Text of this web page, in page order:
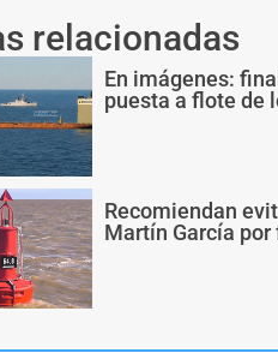
relacionadas
En imágenes:
puesta a flote de
Recomiendan
Martín García